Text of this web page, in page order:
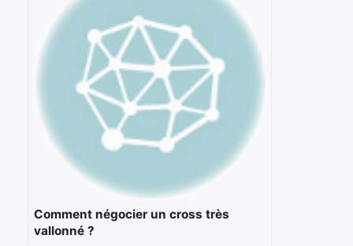
Comment négocier un cross très
vallonné ?